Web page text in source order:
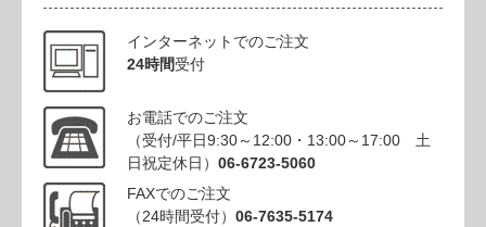
インターネットでのご注文
24時間受付
お電話でのご注文
（受付/平日9:30～12:00・13:00～17:00 土
日祝定休日） 06-6723-5060
FAXでのご注文
（24時間受付） 06-7635-5174